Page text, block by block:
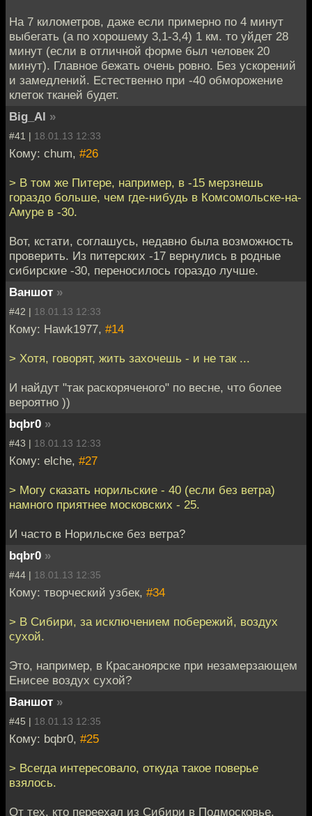
На 7 километров, даже если примерно по 4 минут
выбегать (а по хорошему 3,1-3,4) 1 км. то уйдет 28
минут (если в отличной форме был человек 20
минут). Главное бежать очень ровно. Без ускорений
и замедлений. Естественно при -40 обморожение
клеток тканей будет.
Big_Al »
#41 | 18.01.13 12:33
Кому: chum, #26
> В том же Питере, например, в -15 мерзнешь
гораздо больше, чем где-нибудь в Комсомольске-на-
Амуре в -30.
Вот, кстати, соглашусь, недавно была возможность
проверить. Из питерских -17 вернулись в родные
сибирские -30, переносилось гораздо лучше.
Ваншот »
#42 | 18.01.13 12:33
Кому: Hawk1977, #14
> Хотя, говорят, жить захочешь - и не так ...
И найдут "так раскоряченого" по весне, что более
вероятно ))
bqbr0 »
#43 | 18.01.13 12:33
Кому: elche, #27
> Могу сказать норильские - 40 (если без ветра)
намного приятнее московских - 25.
И часто в Норильске без ветра?
bqbr0 »
#44 | 18.01.13 12:35
Кому: творческий узбек, #34
> В Сибири, за исключением побережий, воздух
сухой.
Это, например, в Красаноярске при незамерзающем
Енисее воздух сухой?
Ваншот »
#45 | 18.01.13 12:35
Кому: bqbr0, #25
> Всегда интересовало, откуда такое поверье
взялось.
От тех, кто переехал из Сибири в Подмосковье.